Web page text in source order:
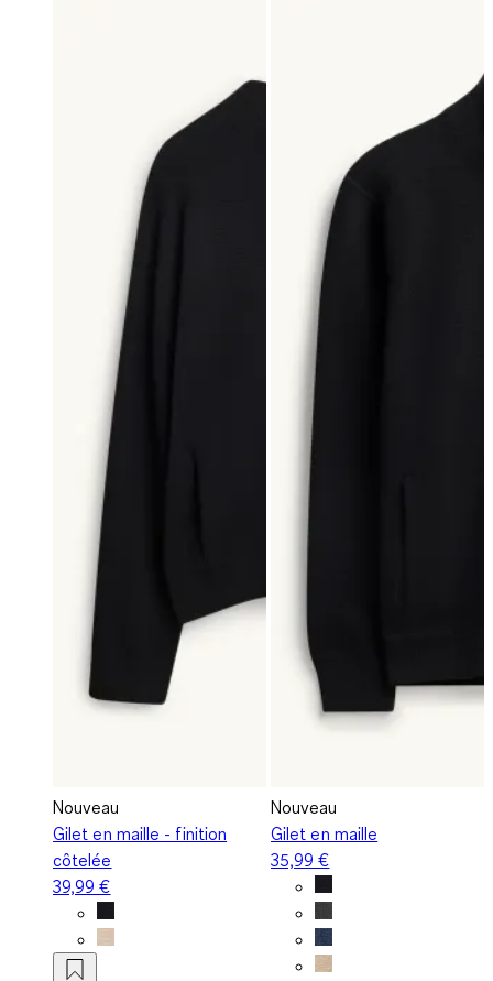
Nouveau
Gilet en maille - finition
côtelée
39,99 €
Nouveau
Gilet en maille
35,99 €